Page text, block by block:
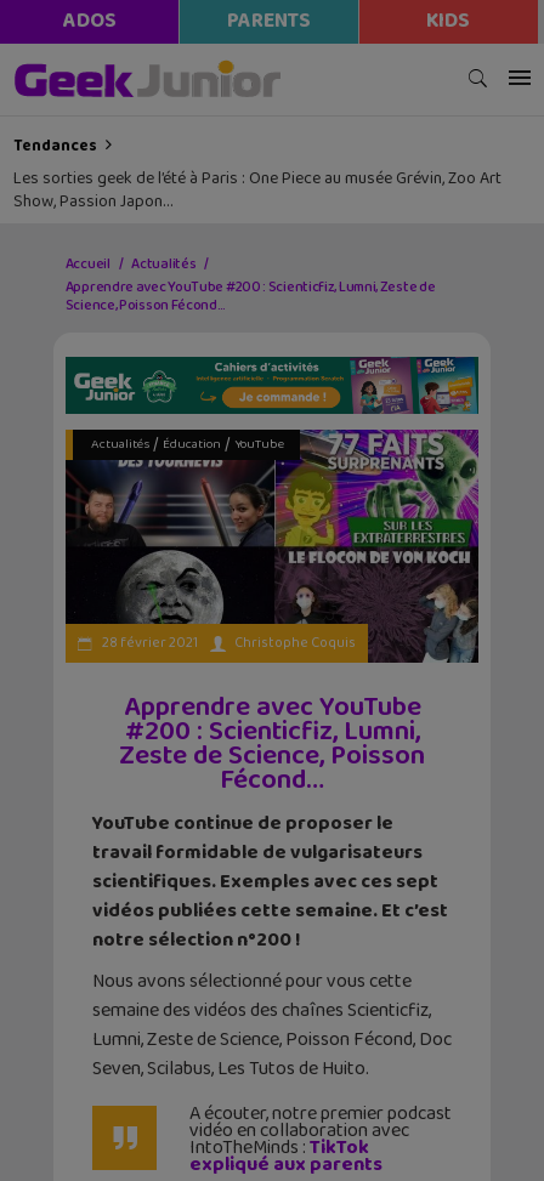
ADOS PARENTS KIDS
Tendances
Les sorties geek de l’été à Paris : One Piece au musée Grévin, Zoo Art
Show, Passion Japon…
Accueil
Actualités
Apprendre avec YouTube #200 : Scienticfiz, Lumni, Zeste de
Science, Poisson Fécond…
Actualités/ Éducation / YouTube
28 février 2021 Christophe Coquis
Apprendre avec YouTube
#200 : Scienticfiz, Lumni,
Zeste de Science, Poisson
Fécond…
YouTube continue de proposer le
travail formidable de vulgarisateurs
scientifiques. Exemples avec ces sept
vidéos publiées cette semaine. Et c’est
notre sélection n°200 !
Nous avons sélectionné pour vous cette
semaine des vidéos des chaînes Scienticfiz,
Lumni, Zeste de Science, Poisson Fécond, Doc
Seven, Scilabus, Les Tutos de Huito.
A écouter, notre premier podcast
vidéo en collaboration avec
IntoTheMinds :TikTok
expliqué aux parents